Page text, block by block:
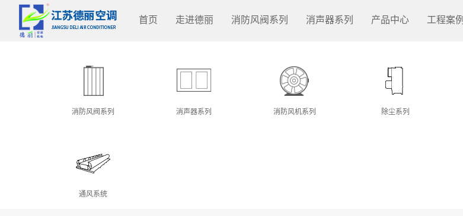
首页 走进德丽 消防风阀系列 消声器系列 产品中心 工程案例
消防风阀系列 消声器系列 消防风机系列 除尘系列
通风系统